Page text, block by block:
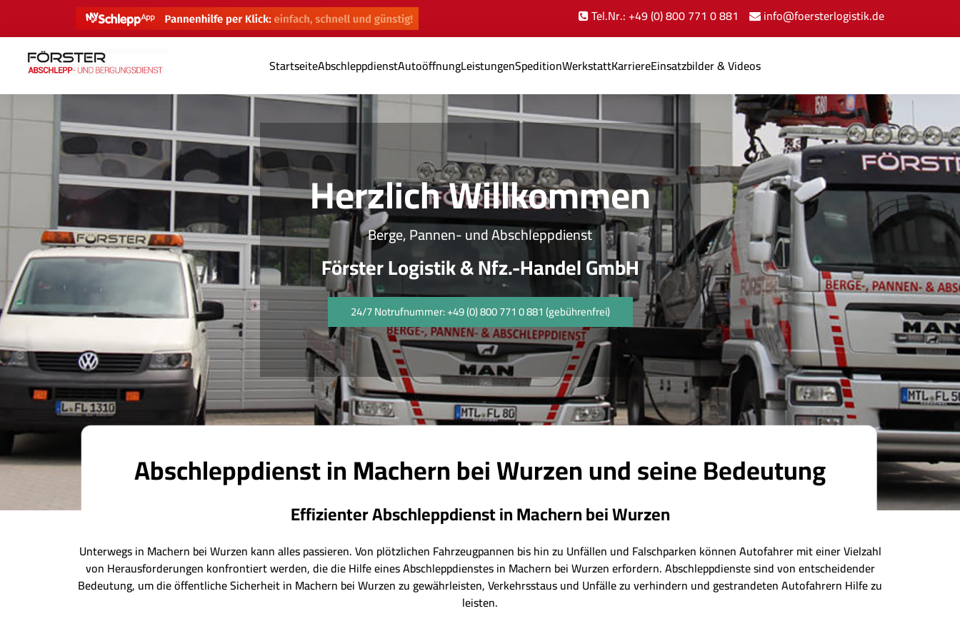
Tel.Nr.: +49 (0) 800 771 0 881 info@foersterlogistik.de
StartseiteAbschleppdienstAutoöffnungLeistungenSpeditionWerkstattKarriereEinsatzbilder & Videos
Herzlich Willkommen
Berge, Pannen- und Abschleppdienst
Förster Logistik & Nfz.-Handel GmbH
24/7 Notrufnummer: +49 (0) 800 771 0 881 (gebührenfrei)
Abschleppdienst in Machern bei Wurzen und seine Bedeutung
Effizienter Abschleppdienst in Machern bei Wurzen
Unterwegs in Machern bei Wurzen kann alles passieren. Von plötzlichen Fahrzeugpannen bis hin zu Unfällen und Falschparken können Autofahrer mit einer Vielzahl
von Herausforderungen konfrontiert werden, die die Hilfe eines Abschleppdienstes in Machern bei Wurzen erfordern. Abschleppdienste sind von entscheidender
Bedeutung, um die öffentliche Sicherheit in Machern bei Wurzen zu gewährleisten, Verkehrsstaus und Unfälle zu verhindern und gestrandeten Autofahrern Hilfe zu
leisten.